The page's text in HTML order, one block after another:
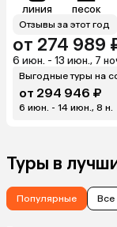
линия песок
Отзывы за этот год
от 274 989
6 июн. - 13 июн., 7
Выгодные туры на
от 294 946 ₽
6 июн. - 14 июн., 8 н.
Туры в
Популярные Все